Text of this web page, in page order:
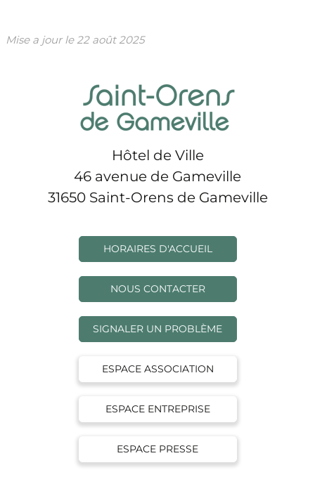
Mise a jour le22 août 2025
Hôtel de Ville
46 avenue de Gameville
31650 Saint-Orens de Gameville
HORAIRES D'ACCUEIL
NOUS CONTACTER
SIGNALER UN PROBLÈME
ESPACE ASSOCIATION
ESPACE ENTREPRISE
ESPACE PRESSE